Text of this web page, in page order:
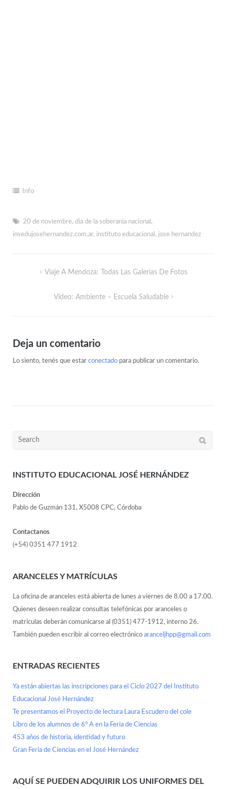
Info
20 de noviembre, dia de la soberania nacional ,
insedujosehernandez.com.ar, instituto educacional , jose hernandez
Viaje A Mendoza: Todas Las Galerías De Fotos
Video: Ambiente – Escuela Saludable
Deja un comentario
Lo siento, tenés que estar conectadopara publicar un comentario.
INSTITUTO EDUCACIONAL JOSÉ HERNÁNDEZ
Dirección
Pablo de Guzmán 131, X5008 CPC, Córdoba
Contactanos
(+54) 0351 477 1912
ARANCELES Y MATRÍCULAS
La oficina de aranceles está abierta de lunes a viernes de 8.00 a 17.00.
Quienes deseen realizar consultas telefónicas por aranceles o
matrículas deberán comunicarse al (0351) 477-1912, interno 26.
También pueden escribir al correo electrónico aranceljhpp@gmail.com
ENTRADAS RECIENTES
Ya están abiertas las inscripciones para el Ciclo 2027 del Instituto
Educacional José Hernández
Te presentamos el Proyecto de lectura Laura Escudero del cole
Libro de los alumnos de 6° A en la Feria de Ciencias
453 años de historia, identidad y futuro
Gran Feria de Ciencias en el José Hernández
AQUÍ SE PUEDEN ADQUIRIR LOS UNIFORMES DEL